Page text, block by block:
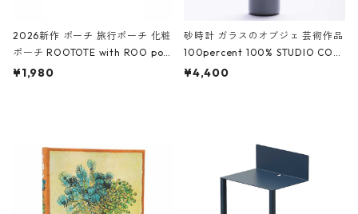
2026新作 ポーチ 旅行ポーチ 化粧
ポーチ ROOTOTE with ROO pou
ch 3532 ルートート WR.ポーチ.ラ
¥1,980
砂時計 ガラスのオブジェ 芸術作品
100percent 100% STUDIO COH
AKU Timeless 100パーセント ス
¥4,400